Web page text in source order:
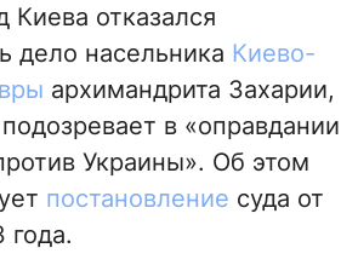
Киева отказался
дело насельника Киево-
архимандрита Захарии,
в «оправдании
Украины». Об этом
постановление суда от
года.